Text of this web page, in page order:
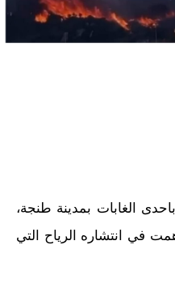
الغابات بمدينة طنجة،
في انتشاره الرياح التي